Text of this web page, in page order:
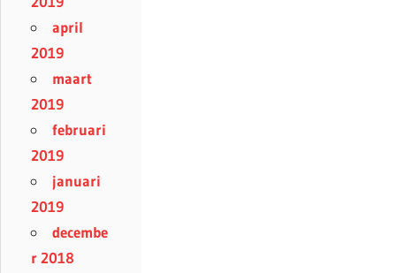
april
2019
maart
2019
februari
2019
januari
2019
decembe
r 2018